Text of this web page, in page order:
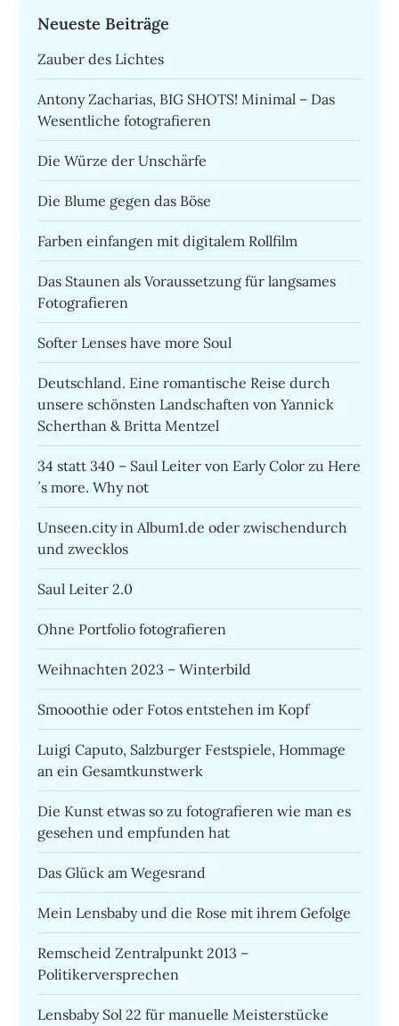
Neueste Beiträge
Zauber des Lichtes
Antony Zacharias, BIG SHOTS! Minimal – Das
Wesentliche fotografieren
Die Würze der Unschärfe
Die Blume gegen das Böse
Farben einfangen mit digitalem Rollfilm
Das Staunen als Voraussetzung für langsames
Fotografieren
Softer Lenses have more Soul
Deutschland. Eine romantische Reise durch
unsere schönsten Landschaften von Yannick
Scherthan & Britta Mentzel
34 statt 340 – Saul Leiter von Early Color zu Here
´s more. Why not
Unseen.city in Album1.de oder zwischendurch
und zwecklos
Saul Leiter 2.0
Ohne Portfolio fotografieren
Weihnachten 2023 – Winterbild
Smooothie oder Fotos entstehen im Kopf
Luigi Caputo, Salzburger Festspiele, Hommage
an ein Gesamtkunstwerk
Die Kunst etwas so zu fotografieren wie man es
gesehen und empfunden hat
Das Glück am Wegesrand
Mein Lensbaby und die Rose mit ihrem Gefolge
Remscheid Zentralpunkt 2013 –
Politikerversprechen
Lensbaby Sol 22 für manuelle Meisterstücke